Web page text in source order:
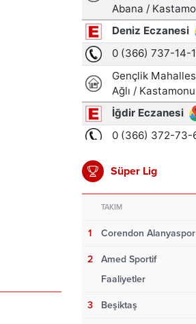
Süper Lig
TAKIM
1 Corendon Alanyaspor
2
Amed Sportif
Faaliyetler
3 Beşiktaş